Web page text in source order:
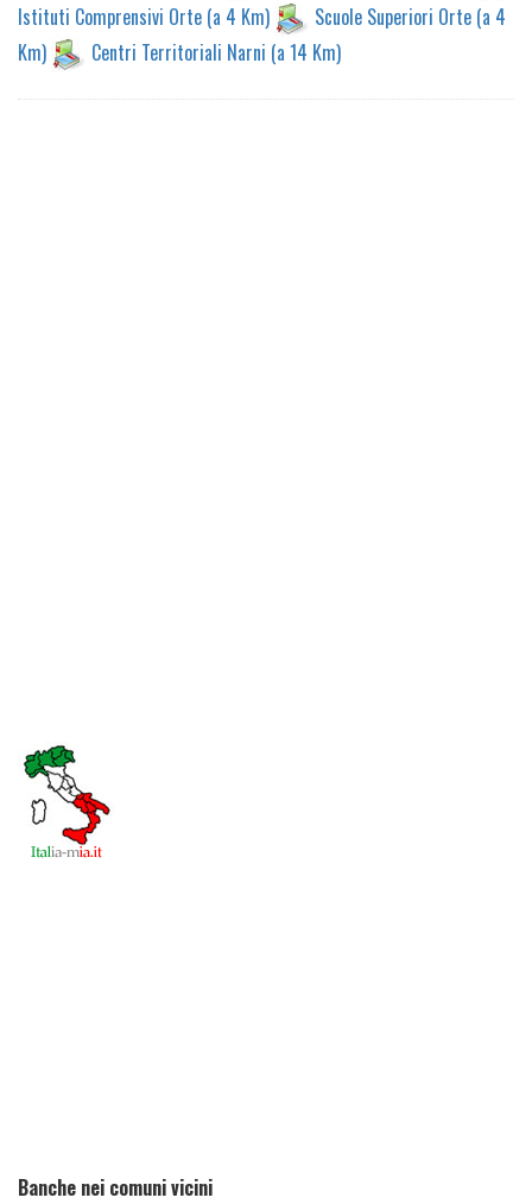
Istituti Comprensivi Orte (a 4 Km)
Scuole Superiori Orte (a 4
Km)
Centri Territoriali Narni (a 14 Km)
Banche nei comuni vicini